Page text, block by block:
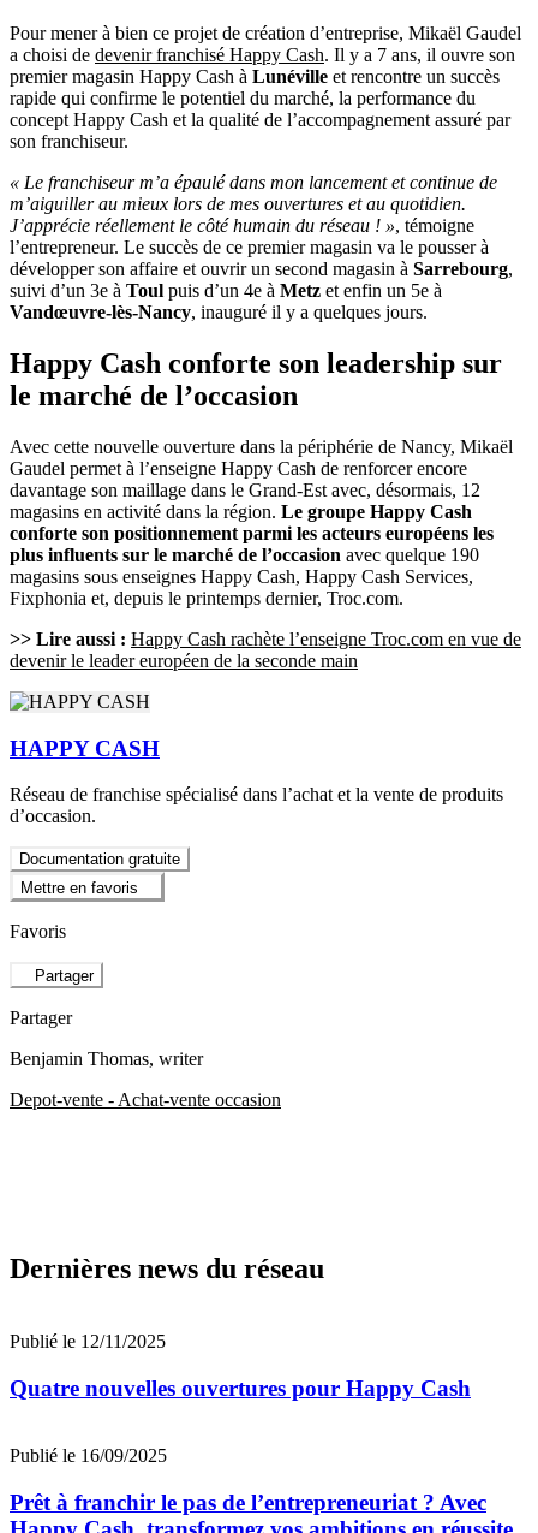
Pour mener à bien ce projet de création d’entreprise, Mikaël Gaudel
a choisi de devenir franchisé Happy Cash. Il y a 7 ans, il ouvre son
premier magasin Happy Cash à Lunéville et rencontre un succès
rapide qui confirme le potentiel du marché, la performance du
concept Happy Cash et la qualité de l’accompagnement assuré par
son franchiseur.
« Le franchiseur m’a épaulé dans mon lancement et continue de
m’aiguiller au mieux lors de mes ouvertures et au quotidien.
J’apprécie réellement le côté humain du réseau ! », témoigne
l’entrepreneur. Le succès de ce premier magasin va le pousser à
développer son affaire et ouvrir un second magasin à Sarrebourg,
suivi d’un 3e à Toul puis d’un 4e à Metz et enfin un 5e à
Vandœuvre-lès-Nancy, inauguré il y a quelques jours.
Happy Cash conforte son leadership sur
le marché de l’occasion
Avec cette nouvelle ouverture dans la périphérie de Nancy, Mikaël
Gaudel permet à l’enseigne Happy Cash de renforcer encore
davantage son maillage dans le Grand-Est avec, désormais, 12
magasins en activité dans la région. Le groupe Happy Cash
conforte son positionnement parmi les acteurs européens les
plus influents sur le marché de l’occasion avec quelque 190
magasins sous enseignes Happy Cash, Happy Cash Services,
Fixphonia et, depuis le printemps dernier, Troc.com.
>> Lire aussi : Happy Cash rachète l’enseigne Troc.com en vue de
devenir le leader européen de la seconde main
HAPPY CASH
Réseau de franchise spécialisé dans l’achat et la vente de produits
d’occasion.
Documentation gratuite
Mettre en favoris
Favoris
Partager
Partager
Benjamin Thomas, writer
Depot-vente - Achat-vente occasion
Dernières news du réseau
Publié le 12/11/2025
Quatre nouvelles ouvertures pour Happy Cash
Publié le 16/09/2025
Prêt à franchir le pas de l’entrepreneuriat ? Avec